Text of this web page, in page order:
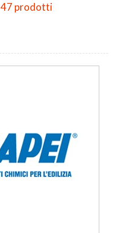
47 prodotti